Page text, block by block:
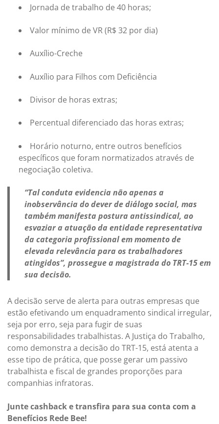
Jornada de trabalho de 40 horas;
Valor mínimo de VR (R$ 32 por dia)
Auxílio-Creche
Auxílio para Filhos com Deficiência
Divisor de horas extras;
Percentual diferenciado das horas extras;
Horário noturno, entre outros benefícios
específicos que foram normatizados através de
negociação coletiva.
“Tal conduta evidencia não apenas a
inobservância do dever de diálogo social, mas
também manifesta postura antissindical, ao
esvaziar a atuação da entidade representativa
da categoria profissional em momento de
elevada relevância para os trabalhadores
atingidos”, prossegue a magistrada do TRT-15 em
sua decisão.
A decisão serve de alerta para outras empresas que
estão efetivando um enquadramento sindical irregular,
seja por erro, seja para fugir de suas
responsabilidades trabalhistas. A Justiça do Trabalho,
como demonstra a decisão do TRT-15, está atenta a
esse tipo de prática, que posse gerar um passivo
trabalhista e fiscal de grandes proporções para
companhias infratoras.
Junte cashback e transfira para sua conta com a
Benefícios Rede Bee!